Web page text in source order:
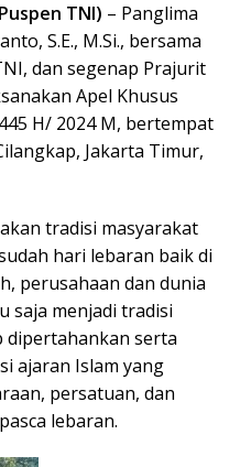
TNI) – Panglima
S.E., M.Si., bersama
dan segenap Prajurit
Apel Khusus
H/ 2024 M, bertempat
Jakarta Timur,
tradisi masyarakat
hari lebaran baik di
perusahaan dan dunia
saja menjadi tradisi
dipertahankan serta
ajaran Islam yang
persatuan, dan
lebaran.